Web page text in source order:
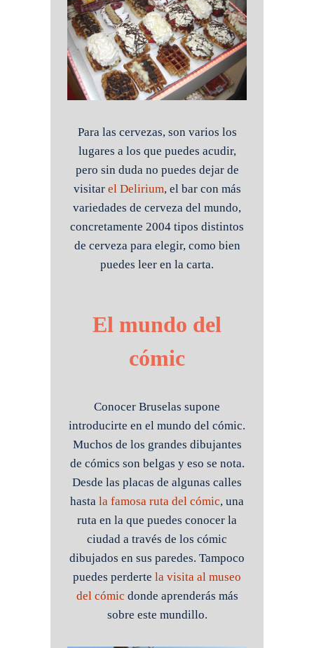
Para las cervezas, son varios los
lugares a los que puedes acudir,
pero sin duda no puedes dejar de
visitar el Delirium, el bar con más
variedades de cerveza del mundo,
concretamente 2004 tipos distintos
de cerveza para elegir, como bien
puedes leer en la carta.
El mundo del
cómic
Conocer Bruselas supone
introducirte en el mundo del cómic.
Muchos de los grandes dibujantes
de cómics son belgas y eso se nota.
Desde las placas de algunas calles
hasta la famosa ruta del cómic, una
ruta en la que puedes conocer la
ciudad a través de los cómic
dibujados en sus paredes. Tampoco
puedes perderte la visita al museo
del cómic donde aprenderás más
sobre este mundillo.